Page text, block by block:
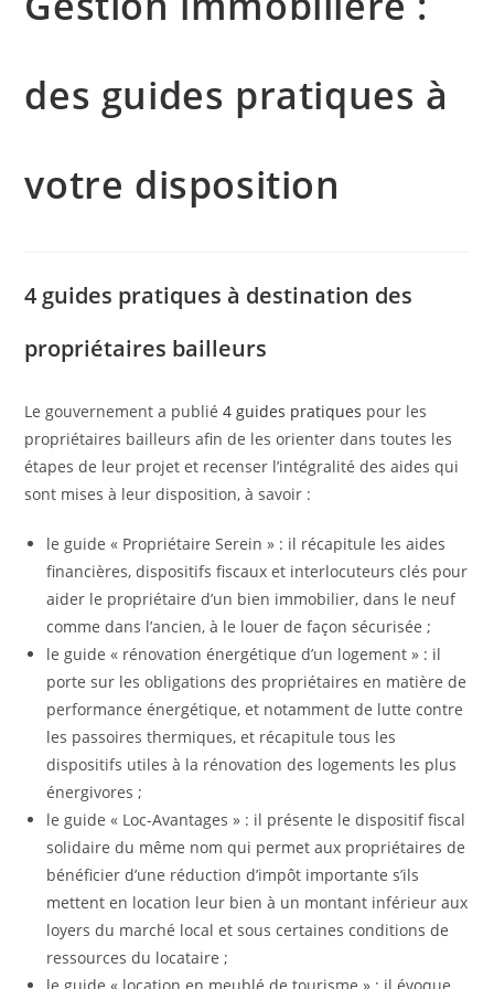
des guides pratiques à
votre disposition
4 guides pratiques à destination des
propriétaires bailleurs
Le gouvernement a publié4 guides pratiques pour les
propriétaires bailleurs afin de les orienter dans toutes les
étapes de leur projet et recenser l’intégralité des aides qui
sont mises à leur disposition, à savoir :
le guide « Propriétaire Serein » : il récapitule les aides
financières, dispositifs fiscaux et interlocuteurs clés pour
aider le propriétaire d’un bien immobilier, dans le neuf
comme dans l’ancien, à le louer de façon sécurisée ;
le guide « rénovation énergétique d’un logement » : il
porte sur les obligations des propriétaires en matière de
performance énergétique, et notamment de lutte contre
les passoires thermiques, et récapitule tous les
dispositifs utiles à la rénovation des logements les plus
énergivores ;
le guide « Loc-Avantages » : il présente le dispositif fiscal
solidaire du même nom qui permet aux propriétaires de
bénéficier d’une réduction d’impôt importante s’ils
mettent en location leur bien à un montant inférieur aux
loyers du marché local et sous certaines conditions de
ressources du locataire ;